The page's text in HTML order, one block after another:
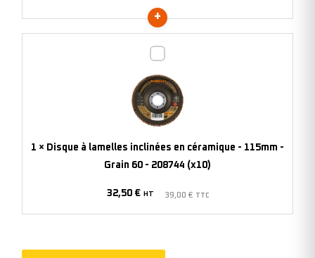
lamelles
inclinées
en
céramique
-
1 × Disque à lamelles inclinées en céramique - 115mm -
Grain 60 - 208744 (x10)
32,50 € HT 39,00 € TTC